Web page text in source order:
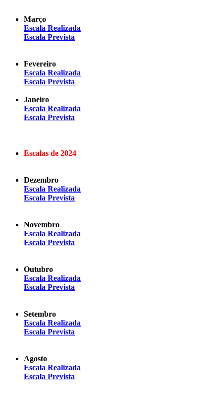
Março
Escala Realizada
Escala Prevista
Fevereiro
Escala Realizada
Escala Prevista
Janeiro
Escala Realizada
Escala Prevista
Escalas de 2024
Dezembro
Escala Realizada
Escala Prevista
Novembro
Escala Realizada
Escala Prevista
Outubro
Escala Realizada
Escala Prevista
Setembro
Escala Realizada
Escala Prevista
Agosto
Escala Realizada
Escala Prevista